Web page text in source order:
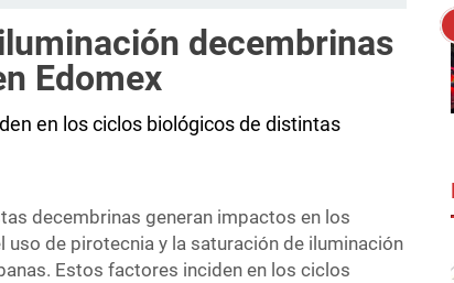
decembrinas
Edomex
en los ciclos biológicos de distintas
decembrinas generan impactos en los
de pirotecnia y la saturación de iluminación
Estos factores inciden en los ciclos